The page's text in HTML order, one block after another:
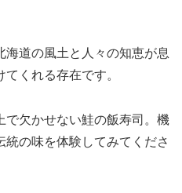
道の風土と人々の知恵が息
くれる存在です。
で欠かせない鮭の飯寿司。機
の味を体験してみてくださ